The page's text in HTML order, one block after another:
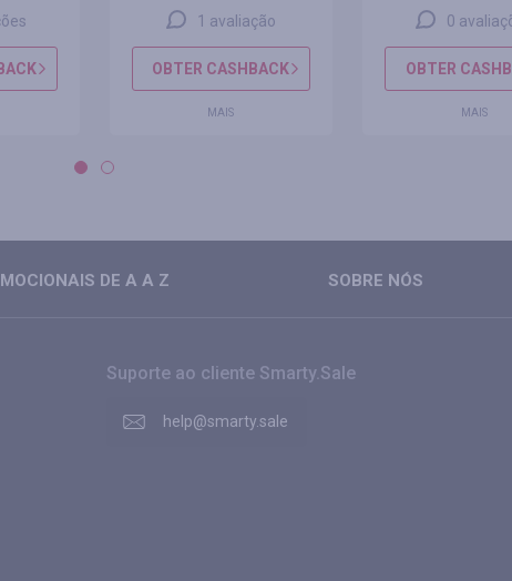
1 avaliação
OBTER CASHBACK
MAIS
0
OBTER
MAIS
DE A A Z SOBRE NÓS
Suporte ao cliente Smarty.Sale
help@smarty.sale